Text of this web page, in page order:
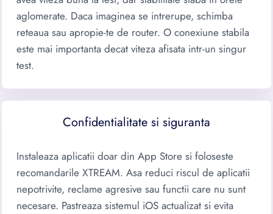
aglomerate. Daca imaginea se intrerupe, schimba
reteaua sau apropie-te de router. O conexiune stabila
este mai importanta decat viteza afisata intr-un singur
test.
Confidentialitate si siguranta
Instaleaza aplicatii doar din App Store si foloseste
recomandarile XTREAM. Asa reduci riscul de aplicatii
nepotrivite, reclame agresive sau functii care nu sunt
necesare. Pastreaza sistemul iOS actualizat si evita